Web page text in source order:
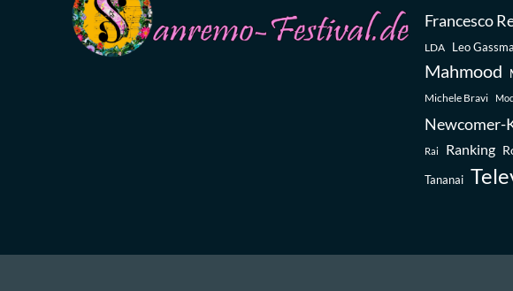
Francesco
LDA Leo
Mahmood
Michele Bravi
Newcomer-
Rai Ranking
Tananai